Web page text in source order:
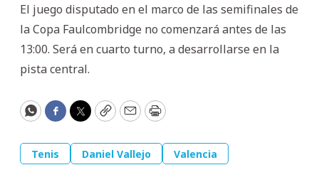
El juego disputado en el marco de las semifinales de
la Copa Faulcombridge no comenzará antes de las
13:00. Será en cuarto turno, a desarrollarse en la
pista central.
WhatsApp
Facebook
Twitter
CopyEmailPrint
Tenis Daniel Vallejo Valencia